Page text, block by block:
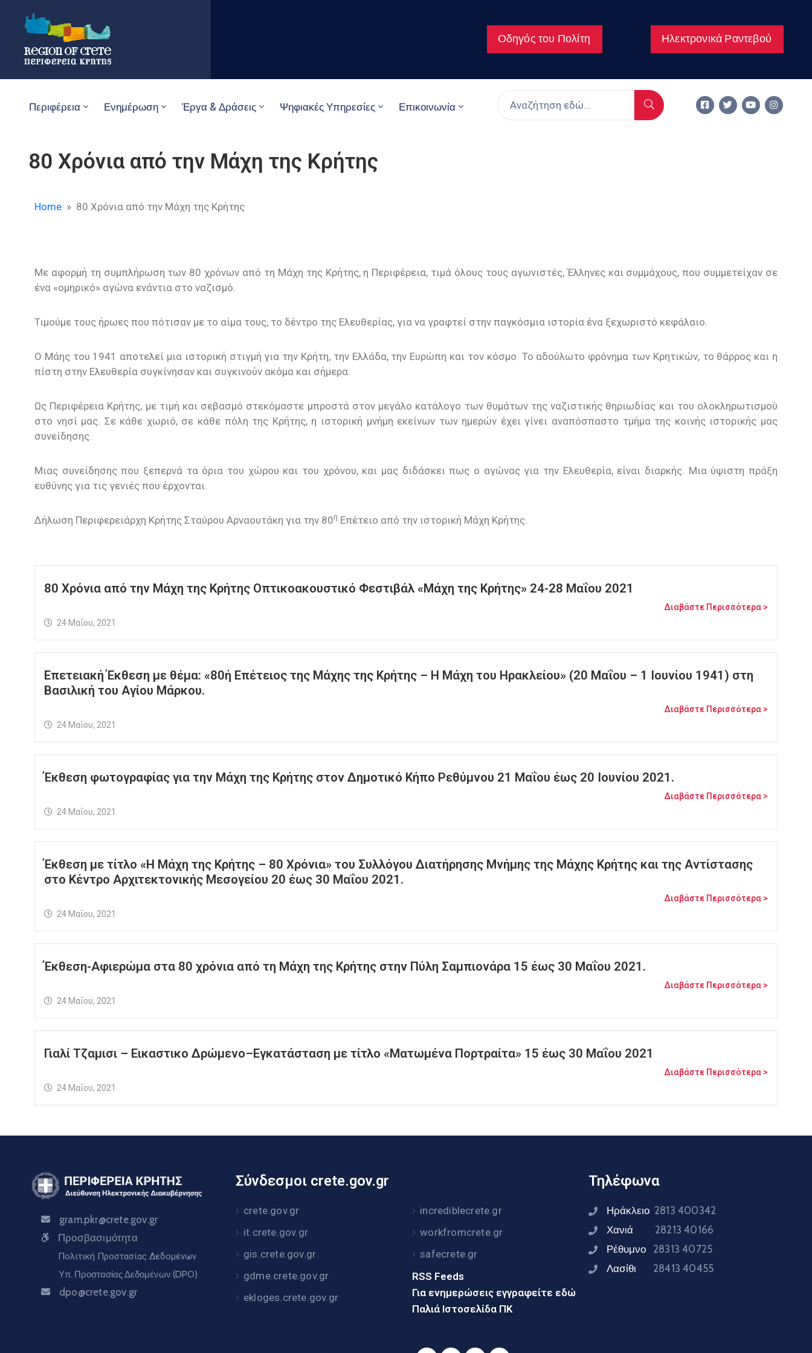
Οδηγός του Πολίτη Ηλεκτρονικά Ραντεβού
Περιφέρεια Ενημέρωση Έργα & Δράσεις Ψηφιακές Υπηρεσίες Επικοινωνία
80 Χρόνια από την Μάχη της Κρήτης
Home » 80 Χρόνια από την Μάχη της Κρήτης
Με αφορμή τη συμπλήρωση των 80 χρόνων από τη Μάχη της Κρήτης, η Περιφέρεια, τιμά όλους τους αγωνιστές, Έλληνες και συμμάχους, που συμμετείχαν σε
ένα «ομηρικό» αγώνα ενάντια στο ναζισμό.
Τιμούμε τους ήρωες που πότισαν με το αίμα τους, το δέντρο της Ελευθερίας, για να γραφτεί στην παγκόσμια ιστορία ένα ξεχωριστό κεφάλαιο.
Ο Μάης του 1941 αποτελεί μια ιστορική στιγμή για την Κρήτη, την Ελλάδα, την Ευρώπη και τον κόσμο. Το αδούλωτο φρόνημα των Κρητικών, το θάρρος και η
πίστη στην Ελευθερία συγκίνησαν και συγκινούν ακόμα και σήμερα.
Ως Περιφέρεια Κρήτης, με τιμή και σεβασμό στεκόμαστε μπροστά στον μεγάλο κατάλογο των θυμάτων της ναζιστικής θηριωδίας και του ολοκληρωτισμού
στο νησί μας. Σε κάθε χωριό, σε κάθε πόλη της Κρήτης, η ιστορική μνήμη εκείνων των ημερών έχει γίνει αναπόσπαστο τμήμα της κοινής ιστορικής μας
συνείδησης.
Μιας συνείδησης που ξεπερνά τα όρια του χώρου και του χρόνου, και μας διδάσκει πως ο αγώνας για την Ελευθερία, είναι διαρκής. Μια ύψιστη πράξη
ευθύνης για τις γενιές που έρχονται.
Δήλωση Περιφερειάρχη Κρήτης Σταύρου Αρναουτάκη για την 80η Επέτειο από την ιστορική Μάχη Κρήτης.
80 Χρόνια από την Μάχη της Κρήτης Οπτικοακουστικό Φεστιβάλ «Μάχη της Κρήτης» 24-28 Μαΐου 2021
Διαβάστε Περισσότερα >
24 Μαΐου, 2021
Επετειακή Έκθεση με θέμα: «80ή Επέτειος της Μάχης της Κρήτης – Η Μάχη του Ηρακλείου» (20 Μαΐου – 1 Ιουνίου 1941) στη
Βασιλική του Αγίου Μάρκου.
Διαβάστε Περισσότερα >
24 Μαΐου, 2021
Έκθεση φωτογραφίας για την Μάχη της Κρήτης στον Δημοτικό Κήπο Ρεθύμνου 21 Μαΐου έως 20 Ιουνίου 2021.
Διαβάστε Περισσότερα >
24 Μαΐου, 2021
Έκθεση με τίτλο «H Μάχη της Κρήτης – 80 Χρόνια» του Συλλόγου Διατήρησης Μνήμης της Μάχης Κρήτης και της Αντίστασης
στο Κέντρο Αρχιτεκτονικής Μεσογείου 20 έως 30 Μαΐου 2021.
Διαβάστε Περισσότερα >
24 Μαΐου, 2021
Έκθεση-Αφιερώμα στα 80 χρόνια από τη Μάχη της Κρήτης στην Πύλη Σαμπιονάρα 15 έως 30 Μαΐου 2021.
Διαβάστε Περισσότερα >
24 Μαΐου, 2021
Γιαλί Τζαμισι – Εικαστικο Δρώμενο–Εγκατάσταση με τίτλο «Ματωμένα Πορτραίτα» 15 έως 30 Μαΐου 2021
Διαβάστε Περισσότερα >
24 Μαΐου, 2021
gram.pkr@crete.gov.gr
Προσβασιμότητα
Πολιτική Προστασίας Δεδομένων
Υπ. Προστασίας Δεδομένων (DPO)
dpo@crete.gov.gr
Σύνδεσμοι crete.gov.gr
crete.gov.gr
it.crete.gov.gr
gis.crete.gov.gr
gdme.crete.gov.gr
ekloges.crete.gov.gr
incrediblecrete.gr
workfromcrete.gr
safecrete.gr
RSS Feeds
Για ενημερώσεις εγγραφείτε εδώ
Παλιά Ιστοσελίδα ΠΚ
Τηλέφωνα
Ηράκλειο 2813 400342
Χανιά 28213 40166
Ρέθυμνο 28313 40725
Λασίθι 28413 40455